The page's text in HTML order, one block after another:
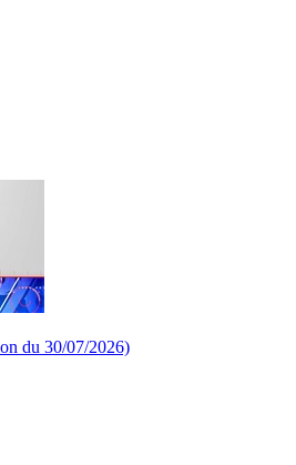
du 30/07/2026)